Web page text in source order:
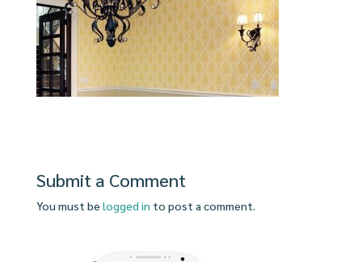
Submit a Comment
You must be logged in to post a comment.